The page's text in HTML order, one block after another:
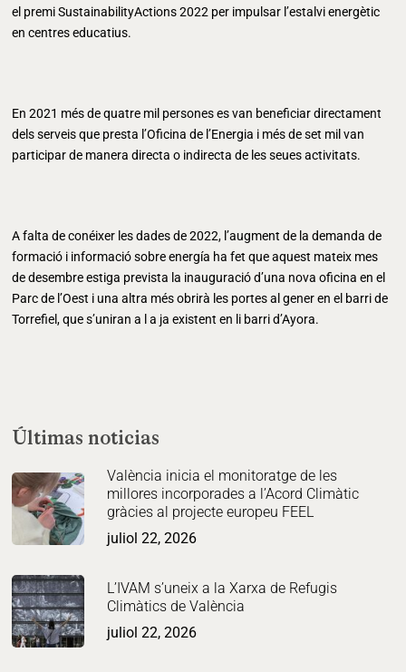
el premi SustainabilityActions 2022 per impulsar l’estalvi energètic
en centres educatius.
En 2021 més de quatre mil persones es van beneficiar directament
dels serveis que presta l’Oficina de l’Energia i més de set mil van
participar de manera directa o indirecta de les seues activitats.
A falta de conéixer les dades de 2022, l’augment de la demanda de
formació i informació sobre energía ha fet que aquest mateix mes
de desembre estiga prevista la inauguració d’una nova oficina en el
Parc de l’Oest i una altra més obrirà les portes al gener en el barri de
Torrefiel, que s’uniran a l a ja existent en li barri d’Ayora.
Últimas noticias
València inicia el monitoratge de les
millores incorporades a l’Acord Climàtic
gràcies al projecte europeu FEEL
juliol 22, 2026
L’IVAM s’uneix a la Xarxa de Refugis
Climàtics de València
juliol 22, 2026